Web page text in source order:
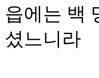
읍에는 백
셨느니라